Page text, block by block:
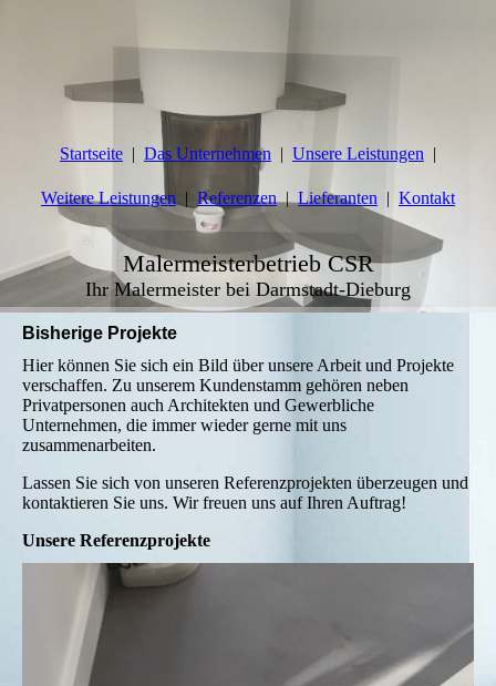
Startseite Das Unternehmen Unsere Leistungen
Weitere Leistungen Referenzen Lieferanten Kontakt
Malermeisterbetrieb CSR
Ihr Malermeister bei Darmstadt-Dieburg
Bisherige Projekte
Hier können Sie sich ein Bild über unsere Arbeit und Projekte
verschaffen. Zu unserem Kundenstamm gehören neben
Privatpersonen auch Architekten und Gewerbliche
Unternehmen, die immer wieder gerne mit uns
zusammenarbeiten.
Lassen Sie sich von unseren Referenzprojekten überzeugen und
kontaktieren Sie uns. Wir freuen uns auf Ihren Auftrag!
Unsere Referenzprojekte